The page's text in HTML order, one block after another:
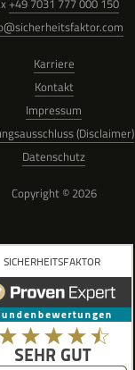
Karriere
Kontakt
Impressum
(Disclaimer)
Datenschutz
Copyright © 2026